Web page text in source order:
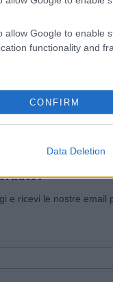
allow Google to enable
functionality and
CONFIRM
Data Deletion
e ricevi le nostre